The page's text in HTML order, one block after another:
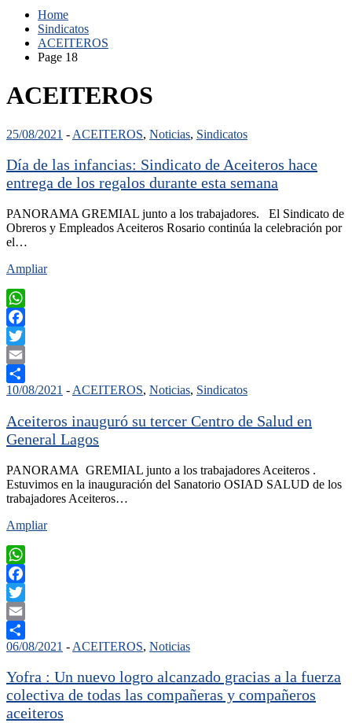
Home
Sindicatos
ACEITEROS
Page 18
ACEITEROS
25/08/2021 - ACEITEROS, Noticias, Sindicatos
Día de las infancias: Sindicato de Aceiteros hace
entrega de los regalos durante esta semana
PANORAMA GREMIAL junto a los trabajadores. El Sindicato de
Obreros y Empleados Aceiteros Rosario continúa la celebración por
el…
Ampliar
WhatsApp
Facebook
Twitter
Email
Compartir
10/08/2021 - ACEITEROS, Noticias, Sindicatos
Aceiteros inauguró su tercer Centro de Salud en
General Lagos
PANORAMA GREMIAL junto a los trabajadores Aceiteros .
Estuvimos en la inauguración del Sanatorio OSIAD SALUD de los
trabajadores Aceiteros…
Ampliar
WhatsApp
Facebook
Twitter
Email
Compartir
06/08/2021 - ACEITEROS, Noticias
Yofra : Un nuevo logro alcanzado gracias a la fuerza
colectiva de todas las compañeras y compañeros
aceiteros